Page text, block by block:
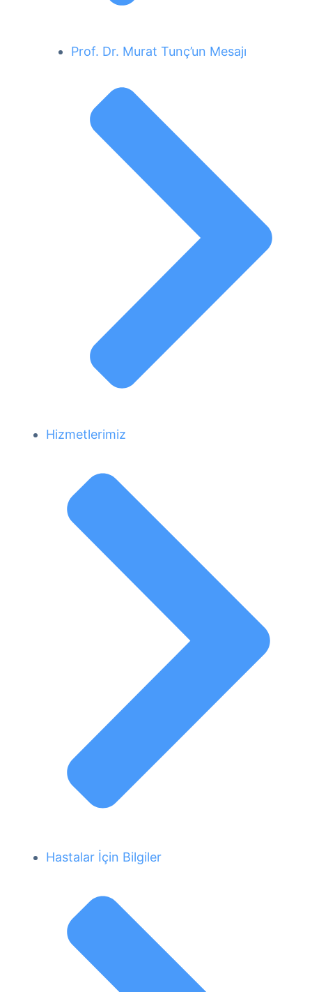
Prof. Dr. Murat Tunç’un Mesajı
Hizmetlerimiz
Hastalar İçin Bilgiler